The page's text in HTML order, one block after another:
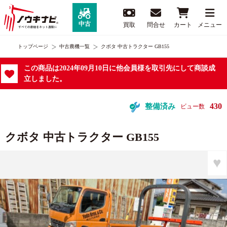
中古 買取 問合せ カート メニュー
トップページ 中古農機一覧 クボタ 中古トラクター GB155
この商品は2024年09月10日に他会員様を取引先にして商談成
立しました。
整備済み ビュー数 430
クボタ 中古トラクター GB155
♥